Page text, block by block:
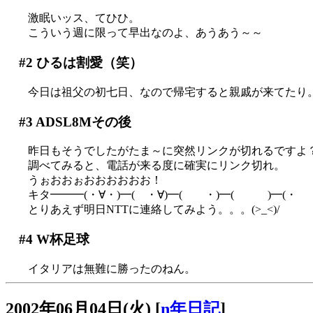
激眠いッス、てひひ。
こういう週に限って早出なのよ、あうあう～～
#2 ひるは割愛（笑）
今日は祖父の初七日、なので帰宅すると親戚が来てたり。
#3 ADSL8Mその後
昨日もそうでしたがたま～に突然リンクが切れるですよ
調べてみると、電話が来る度に確実にリンク切れ。
うぉおおぉおおおおおお！
キタ━━━(・∀・)━( ・∀)━( ・)━( )━(・
とりあえず明日NTTに連絡してみよう。。。(>_<)/
#4W杯足球
イタリアは無難に勝ったのねん。
2002年06月04日(火) [n年日記]